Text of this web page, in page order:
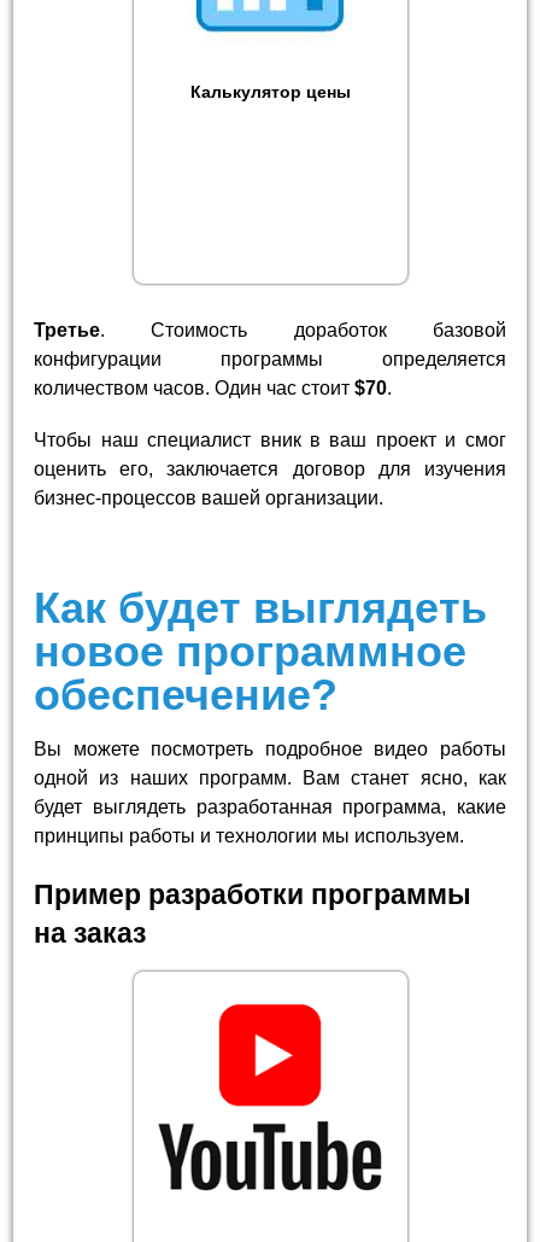
Калькулятор цены
Третье. Стоимость доработок базовой
конфигурации программы определяется
количеством часов. Один час стоит$70.
Чтобы наш специалист вник в ваш проект и смог
оценить его, заключается договор для изучения
бизнес-процессов вашей организации.
Как будет выглядеть
новое программное
обеспечение?
Вы можете посмотреть подробное видео работы
одной из наших программ. Вам станет ясно, как
будет выглядеть разработанная программа, какие
принципы работы и технологии мы используем.
Пример разработки программы
на заказ